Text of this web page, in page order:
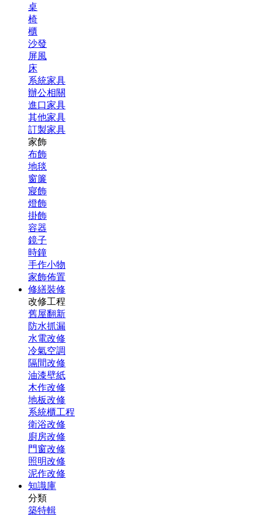
桌
椅
櫃
沙發
屏風
床
系統家具
辦公相關
進口家具
其他家具
訂製家具
家飾
布飾
地毯
窗簾
寢飾
燈飾
掛飾
容器
鏡子
時鐘
手作小物
家飾佈置
修繕裝修
改修工程
舊屋翻新
防水抓漏
水電改修
冷氣空調
隔間改修
油漆壁紙
木作改修
地板改修
系統櫃工程
衛浴改修
廚房改修
門窗改修
照明改修
泥作改修
知識庫
分類
築特輯